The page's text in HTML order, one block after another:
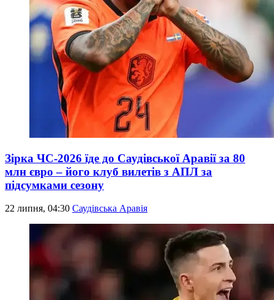
Зірка ЧС-2026 їде до Саудівської Аравії за 80
млн євро – його клуб вилетів з АПЛ за
підсумками сезону
22 липня, 04:30 Саудівська Аравія